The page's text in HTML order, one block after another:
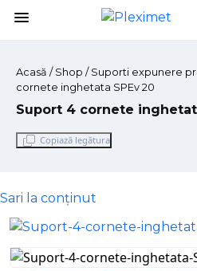
menu
Acasă / Shop / Suporti expunere
cornete inghetata SPEv 20
Suport 4 cornete
Copiază legătura
Sari la conținut